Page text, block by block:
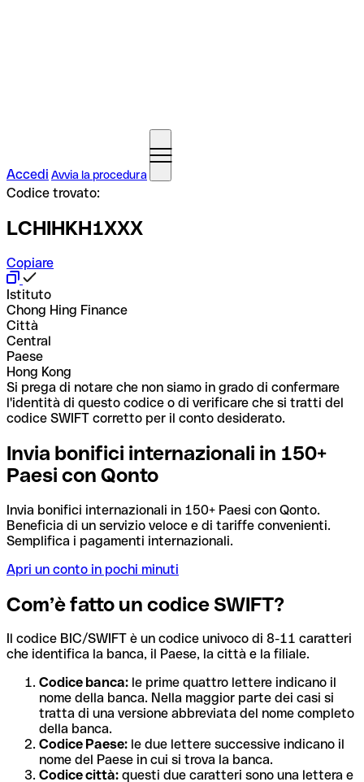
Accedi Avvia la procedura
Codice trovato:
LCHIHKH1XXX
Copiare
Istituto
Chong Hing Finance
Città
Central
Paese
Hong Kong
Si prega di notare che non siamo in grado di confermare
l'identità di questo codice o di verificare che si tratti del
codice SWIFT corretto per il conto desiderato.
Invia bonifici internazionali in 150+
Paesi con Qonto
Invia bonifici internazionali in 150+ Paesi con Qonto.
Beneficia di un servizio veloce e di tariffe convenienti.
Semplifica i pagamenti internazionali.
Apri un conto in pochi minuti
Com’è fatto un codice SWIFT?
Il codice BIC/SWIFT è un codice univoco di 8-11 caratteri
che identifica la banca, il Paese, la città e la filiale.
Codice banca: le prime quattro lettere indicano il
nome della banca. Nella maggior parte dei casi si
tratta di una versione abbreviata del nome completo
della banca.
Codice Paese: le due lettere successive indicano il
nome del Paese in cui si trova la banca.
Codice città: questi due caratteri sono una lettera e